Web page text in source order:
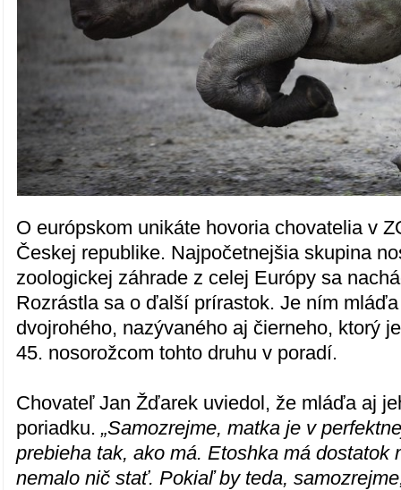
O európskom unikáte hovoria chovatelia v
Českej republike. Najpočetnejšia skupina
zoologickej záhrade z celej Európy sa
Rozrástla sa o ďalší prírastok. Je ním
dvojrohého, nazývaného aj čierneho, ktorý
45. nosorožcom tohto druhu v poradí.
Chovateľ Jan Žďarek uviedol, že mláďa aj
poriadku. „Samozrejme, matka je v
prebieha tak, ako má. Etoshka má dostatok
nemalo nič stať. Pokiaľ by teda,